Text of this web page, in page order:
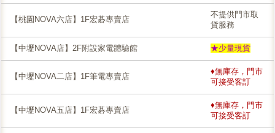
【桃園NOVA六店】1F宏碁專賣店
不提供門市取
貨服務
【中壢NOVA店】2F附設家電體驗館 ★少量現貨
【中壢NOVA二店】1F筆電專賣店
♦無庫存，門市
可接受客訂
【中壢NOVA五店】1F宏碁專賣店
♦無庫存，門市
可接受客訂